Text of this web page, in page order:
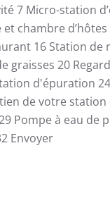
7 Micro-station
et chambre d’hôtes
16 Station de
graisses 20
d'épuration 24
de votre station
Pompe à eau de
Envoyer